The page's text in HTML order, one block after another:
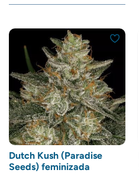
Dutch Kush (Paradise
Seeds) feminizada